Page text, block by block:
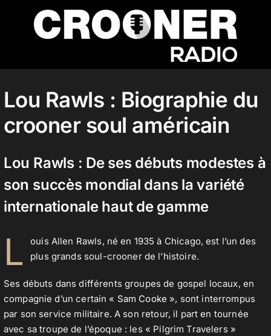
contenu
Accueil
Podcasts
Actualités
Télécharger notre application
Contact
Lou Rawls : Biographie du
crooner soul américain
Lou Rawls : De ses débuts modestes à
son succès mondial dans la variété
internationale haut de gamme
L
ouis Allen Rawls, né en 1935 à Chicago, est l’un des
plus grands soul-crooner de l’histoire.
Ses débuts dans différents groupes de gospel locaux, en
compagnie d’un certain « Sam Cooke », sont interrompus
par son service militaire. A son retour, il part en tournée
avec sa troupe de l’époque : les « Pilgrim Travelers »